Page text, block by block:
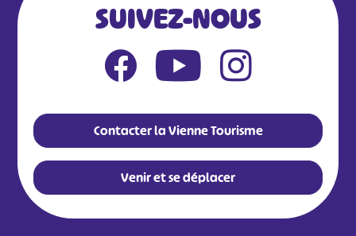
SUIVEZ-NOUS
Contacter la Vienne Tourisme
Venir et se déplacer